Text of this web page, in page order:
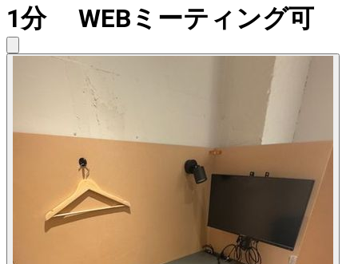
1分 WEBミーティング可